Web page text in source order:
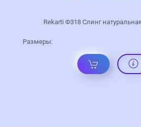
Rekarti Ф318 Слинг
Размеры: